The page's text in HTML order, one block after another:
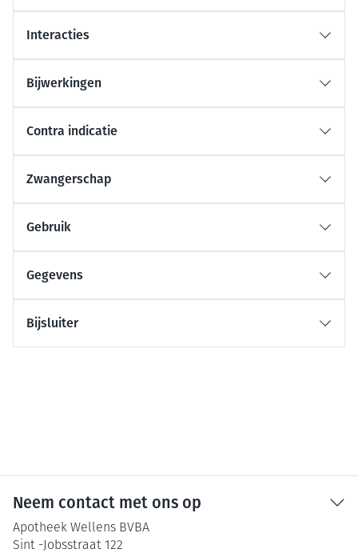
Interacties
Bijwerkingen
Contra indicatie
Zwangerschap
Gebruik
Gegevens
Bijsluiter
Neem contact met ons op
Apotheek Wellens BVBA
Sint -Jobsstraat 122